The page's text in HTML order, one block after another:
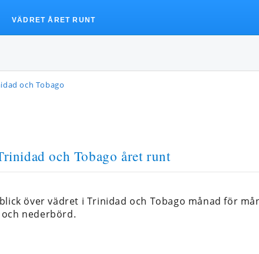
och Tobago
och Tobago året runt
över vädret i Trinidad och Tobago månad för
nederbörd.
VÄDRET ÅRET RUNT